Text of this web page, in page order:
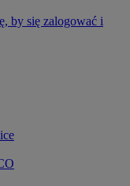
by się zalogować i